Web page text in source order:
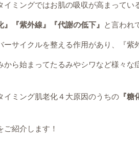
ミングではお肌の吸収が高まってい
』『紫外線』『代謝の低下』 と言われ
ーサイクルを整える作用があり、『
から始まってたるみやシワなど様々
イミング肌老化４大原因のうちの 『
紹介します！